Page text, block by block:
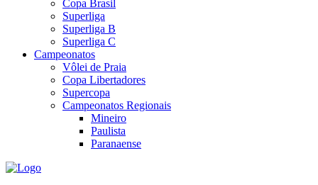
Copa Brasil
Superliga
Superliga B
Superliga C
Campeonatos
Vôlei de Praia
Copa Libertadores
Supercopa
Campeonatos Regionais
Mineiro
Paulista
Paranaense